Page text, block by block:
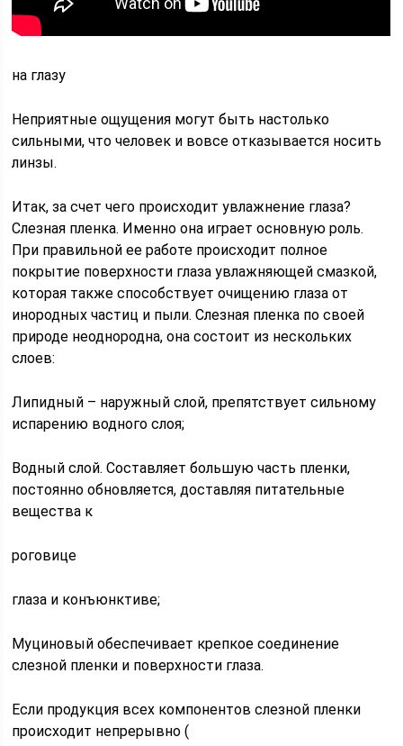
на глазу
Неприятные ощущения могут быть настолько
сильными, что человек и вовсе отказывается носить
линзы.
Итак, за счет чего происходит увлажнение глаза?
Слезная пленка. Именно она играет основную роль.
При правильной ее работе происходит полное
покрытие поверхности глаза увлажняющей смазкой,
которая также способствует очищению глаза от
инородных частиц и пыли. Слезная пленка по своей
природе неоднородна, она состоит из нескольких
слоев:
Липидный – наружный слой, препятствует сильному
испарению водного слоя;
Водный слой. Составляет большую часть пленки,
постоянно обновляется, доставляя питательные
вещества к
роговице
глаза и конъюнктиве;
Муциновый обеспечивает крепкое соединение
слезной пленки и поверхности глаза.
Если продукция всех компонентов слезной пленки
происходит непрерывно (